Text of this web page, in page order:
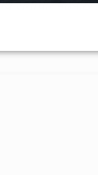
समाचार पढेपछि